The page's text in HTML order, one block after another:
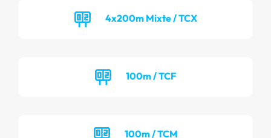
4x200m Mixte / TCX
100m / TCF
100m / TCM